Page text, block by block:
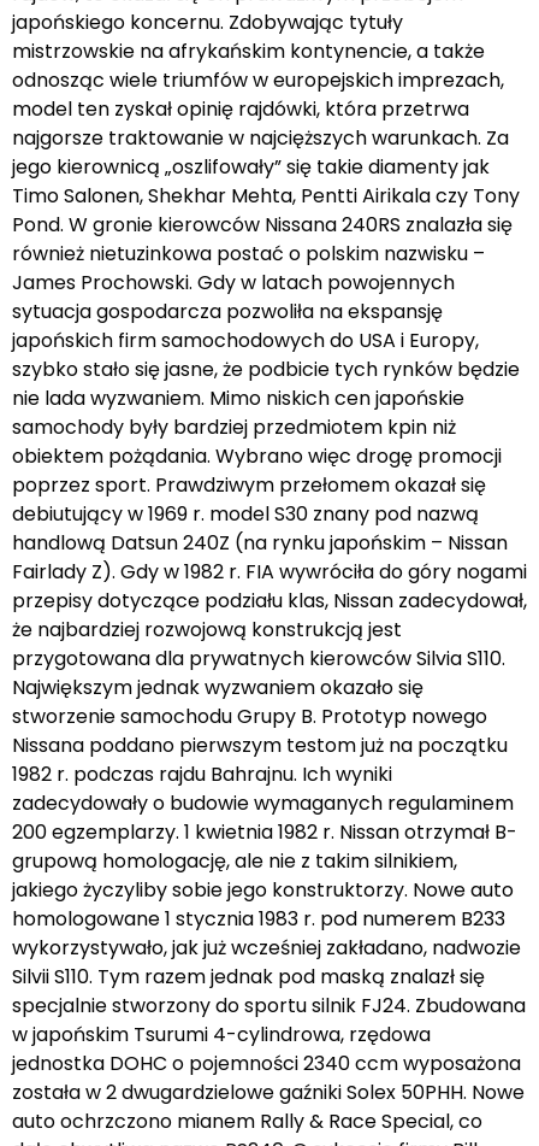
japońskiego koncernu. Zdobywając tytuły
mistrzowskie na afrykańskim kontynencie, a także
odnosząc wiele triumfów w europejskich imprezach,
model ten zyskał opinię rajdówki, która przetrwa
najgorsze traktowanie w najcięższych warunkach. Za
jego kierownicą „oszlifowały” się takie diamenty jak
Timo Salonen, Shekhar Mehta, Pentti Airikala czy Tony
Pond. W gronie kierowców Nissana 240RS znalazła się
również nietuzinkowa postać o polskim nazwisku –
James Prochowski. Gdy w latach powojennych
sytuacja gospodarcza pozwoliła na ekspansję
japońskich firm samochodowych do USA i Europy,
szybko stało się jasne, że podbicie tych rynków będzie
nie lada wyzwaniem. Mimo niskich cen japońskie
samochody były bardziej przedmiotem kpin niż
obiektem pożądania. Wybrano więc drogę promocji
poprzez sport. Prawdziwym przełomem okazał się
debiutujący w 1969 r. model S30 znany pod nazwą
handlową Datsun 240Z (na rynku japońskim – Nissan
Fairlady Z). Gdy w 1982 r. FIA wywróciła do góry nogami
przepisy dotyczące podziału klas, Nissan zadecydował,
że najbardziej rozwojową konstrukcją jest
przygotowana dla prywatnych kierowców Silvia S110.
Największym jednak wyzwaniem okazało się
stworzenie samochodu Grupy B. Prototyp nowego
Nissana poddano pierwszym testom już na początku
1982 r. podczas rajdu Bahrajnu. Ich wyniki
zadecydowały o budowie wymaganych regulaminem
200 egzemplarzy. 1 kwietnia 1982 r. Nissan otrzymał B-
grupową homologację, ale nie z takim silnikiem,
jakiego życzyliby sobie jego konstruktorzy. Nowe auto
homologowane 1 stycznia 1983 r. pod numerem B233
wykorzystywało, jak już wcześniej zakładano, nadwozie
Silvii S110. Tym razem jednak pod maską znalazł się
specjalnie stworzony do sportu silnik FJ24. Zbudowana
w japońskim Tsurumi 4-cylindrowa, rzędowa
jednostka DOHC o pojemności 2340 ccm wyposażona
została w 2 dwugardzielowe gaźniki Solex 50PHH. Nowe
auto ochrzczono mianem Rally & Race Special, co